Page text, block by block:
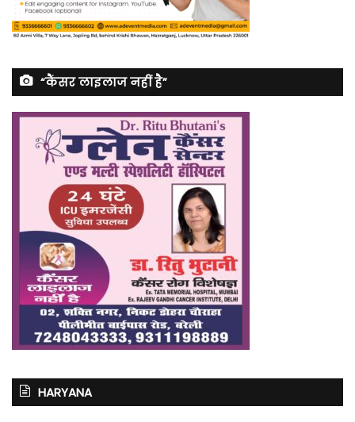
“कैंसर लाइलाज नहीं है”
HARYANA